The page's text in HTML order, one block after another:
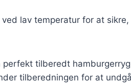
lav temperatur for at
tilberedt
tilberedningen for at